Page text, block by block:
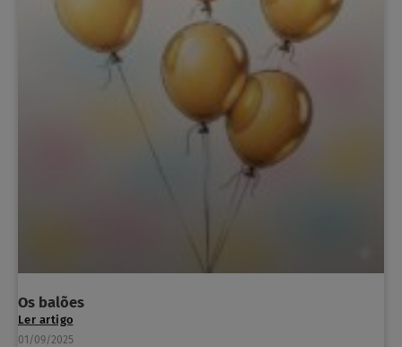
Os balões
Ler artigo
01/09/2025